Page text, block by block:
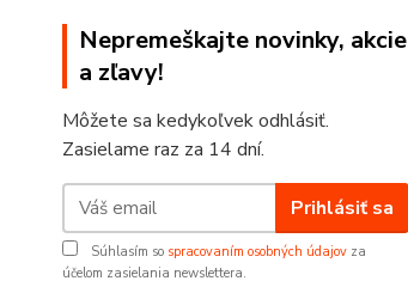
Nepremeškajte novinky, akcie
a zľavy!
Môžete sa kedykoľvek odhlásiť.
Zasielame raz za 14 dní.
Prihlásiť sa
Súhlasím so spracovaním osobných údajov za
účelom zasielania newslettera.